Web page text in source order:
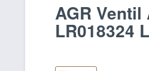
AGR
LR018324